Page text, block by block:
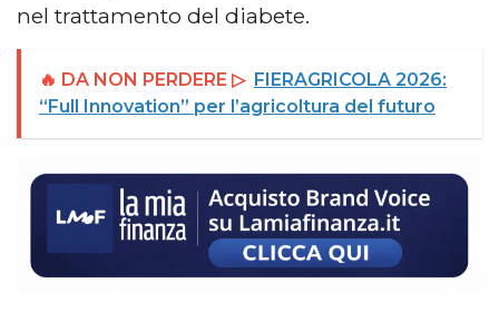
nel trattamento del diabete.
🔥 DA NON PERDERE ▷ FIERAGRICOLA 2026:
“Full Innovation” per l’agricoltura del futuro